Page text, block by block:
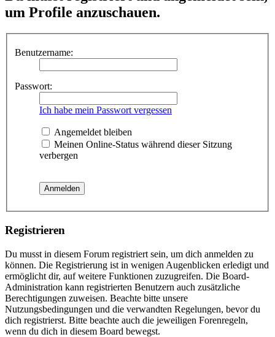
um Profile anzuschauen.
Benutzername:
Passwort:
Ich habe mein Passwort vergessen
Angemeldet bleiben
Meinen Online-Status während dieser Sitzung
verbergen
Registrieren
Du musst in diesem Forum registriert sein, um dich anmelden zu
können. Die Registrierung ist in wenigen Augenblicken erledigt und
ermöglicht dir, auf weitere Funktionen zuzugreifen. Die Board-
Administration kann registrierten Benutzern auch zusätzliche
Berechtigungen zuweisen. Beachte bitte unsere
Nutzungsbedingungen und die verwandten Regelungen, bevor du
dich registrierst. Bitte beachte auch die jeweiligen Forenregeln,
wenn du dich in diesem Board bewegst.